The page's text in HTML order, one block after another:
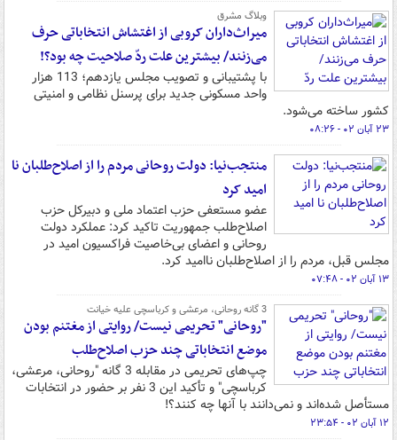
وبلاگ مشرق
میراث‌داران کروبی از اغتشاش انتخاباتی حرف
می‌زنند/ بیشترین علت ردّ صلاحیت چه بود؟!
با پشتیبانی و تصویب مجلس یازدهم؛ 113 هزار
واحد مسکونی جدید برای پرسنل نظامی و امنیتی
کشور ساخته می‌شود.
۲۳ آبان ۰۲ - ۰۸:۲۶
منتجب‌نیا: دولت روحانی مردم را از اصلاح‌طلبان نا
امید کرد
عضو مستعفی حزب اعتماد ملی و دبیرکل حزب
اصلاح‌طلب جمهوریت تاکید کرد: عملکرد دولت
روحانی و اعضای بی‌خاصیت فراکسیون امید در
مجلس قبل، مردم را از اصلاح‌طلبان ناامید کرد.
۱۳ آبان ۰۲ - ۰۷:۴۸
3 گانه روحانی، مرعشی و کرباسچی علیه خیانت
"روحانی" تحریمی نیست/ روایتی از مغتنم بودن
موضع انتخاباتی چند حزب اصلاح‌طلب
چپ‌های تحریمی در مقابله 3 گانه "روحانی، مرعشی،
کرباسچی" و تأکید این 3 نفر بر حضور در انتخابات
مستأصل شده‌اند و نمی‌دانند با آنها چه کنند؟!
۱۲ آبان ۰۲ - ۲۳:۵۴